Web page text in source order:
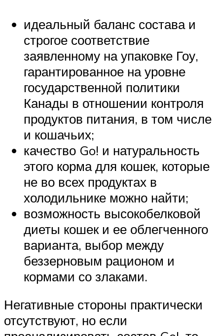
идеальный баланс состава и
строгое соответствие
заявленному на упаковке Гоу,
гарантированное на уровне
государственной политики
Канады в отношении контроля
продуктов питания, в том числе
и кошачьих;
качество Go! и натуральность
этого корма для кошек, которые
не во всех продуктах в
холодильнике можно найти;
возможность высокобелковой
диеты кошек и ее облегченного
варианта, выбор между
беззерновым рационом и
кормами со злаками.
Негативные стороны практически
отсутствуют, но если